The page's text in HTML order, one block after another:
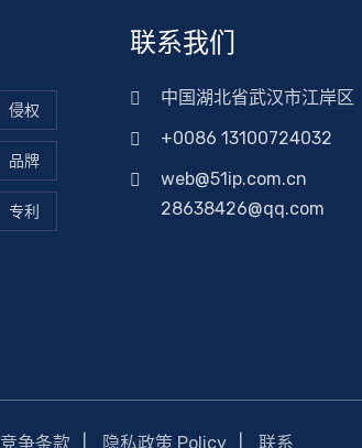
侵权
品牌
专利
联系我们
中国湖北省武汉市江岸区
+0086 13100724032
web@51ip.com.cn
28638426@qq.com
竞争条款 隐私政策 Policy 联系